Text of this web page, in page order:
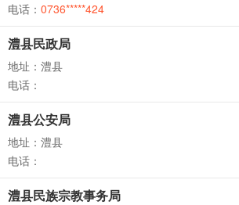
电话： 0736*****424
澧县民政局
地址：澧县
电话：
澧县公安局
地址：澧县
电话：
澧县民族宗教事务局